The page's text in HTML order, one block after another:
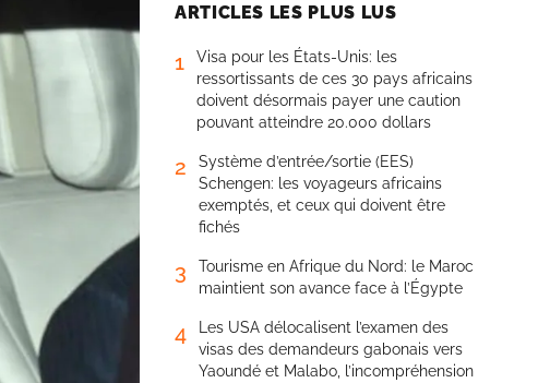
ARTICLES LES PLUS LUS
1
Visa pour les États-Unis: les
ressortissants de ces 30 pays africains
doivent désormais payer une caution
pouvant atteindre 20.000 dollars
2
Système d’entrée/sortie (EES)
Schengen: les voyageurs africains
exemptés, et ceux qui doivent être
fichés
3
Tourisme en Afrique du Nord: le Maroc
maintient son avance face à l’Égypte
4
Les USA délocalisent l’examen des
visas des demandeurs gabonais vers
Yaoundé et Malabo, l’incompréhension